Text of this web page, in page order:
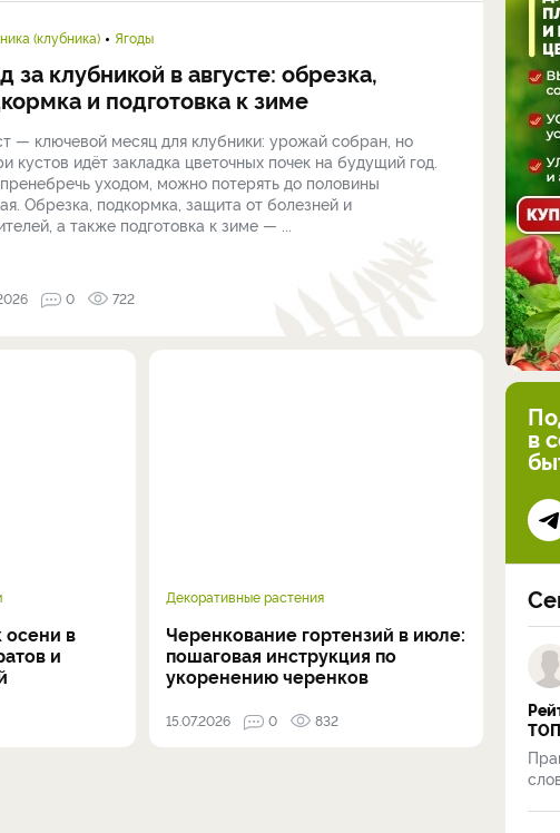
(клубника) Ягоды
за клубникой в августе: обрезка,
и подготовка к зиме
— ключевой месяц для клубники: урожай собран, но
кустов идёт закладка цветочных почек на будущий год.
уходом, можно потерять до половины
Обрезка, подкормка, защита от болезней и
а также подготовка к зиме — ...
0 722
осени в
и
Декоративные растения
Черенкование гортензий в июле:
пошаговая инструкция по
укоренению черенков
15.07.2026 0 832
в